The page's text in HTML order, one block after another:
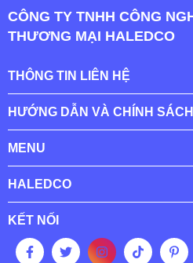
CÔNG TY TNHH CÔNG
THƯƠNG MẠI HALEDCO
THÔNG TIN LIÊN HỆ
HƯỚNG DẪN VÀ CHÍNH SÁCH
MENU
HALEDCO
KẾT NỐI